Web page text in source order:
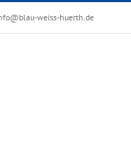
weiss-huerth.de